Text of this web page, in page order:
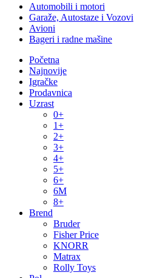
Automobili i motori
Garaže, Autostaze i Vozovi
Avioni
Bageri i radne mašine
Početna
Najnovije
Igračke
Prodavnica
Uzrast
0+
1+
2+
3+
4+
5+
6+
6M
8+
Brend
Bruder
Fisher Price
KNORR
Matrax
Rolly Toys